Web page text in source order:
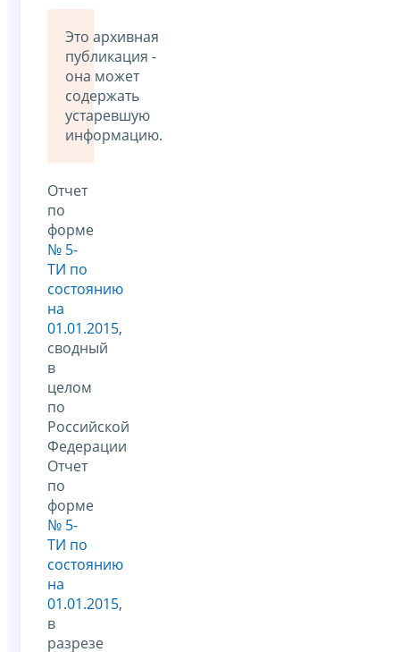
Это архивная
публикация -
она может
содержать
устаревшую
информацию.
Отчет
по
форме
№ 5-
ТИ по
состоянию
на
01.01.2015,
сводный
в
целом
по
Российской
Федерации
Отчет
по
форме
№ 5-
ТИ по
состоянию
на
01.01.2015,
в
разрезе